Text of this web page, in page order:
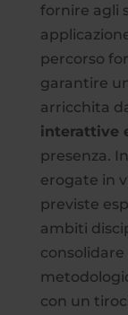
fornire agli
percorso
garantire
arricchita
interattive
presenza.
erogate in
previste
ambiti
con un